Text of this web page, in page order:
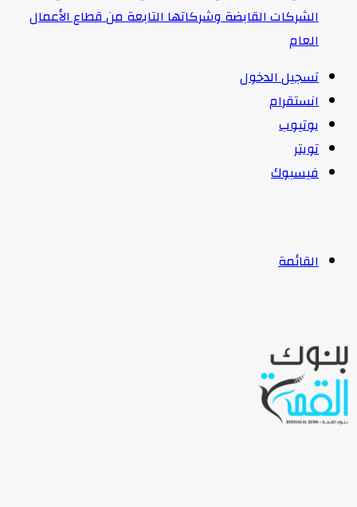
الشركات القابضة وشركاتها التابعة من قطاع الأعمال
العام
تسجيل الدخول
انستقرام
يوتيوب
تويتر
فيسبوك
القائمة